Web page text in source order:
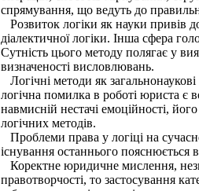
спрямування, що ведуть до
Розвиток логіки як науки привів
діалектичної логіки. Інша сфера
Сутність цього методу полягає у
визначеності висловлювань.
Логічні методи як
логічна помилка в роботі юриста є
навмисній нестачі емоційності,
логічних методів.
Проблеми права у логіці на
існування останнього
Коректне юридичне мислення,
правотворчості, то застосування